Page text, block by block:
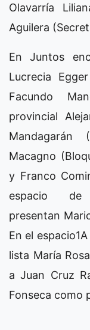
Olavarría
Aguilera
En Juntos
Lucrecia
Facundo
provincial
Macagno
y Franco
espacio
presentan
En el
lista María
a Juan Cruz
Fonseca como